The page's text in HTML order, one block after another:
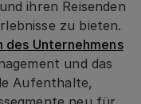
ihren Reisenden
zu bieten.
Unternehmens
und das
Aufenthalte,